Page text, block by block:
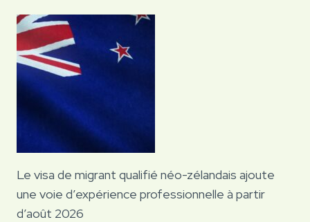
Le visa de migrant qualifié néo-zélandais ajoute
une voie d’expérience professionnelle à partir
d’août 2026